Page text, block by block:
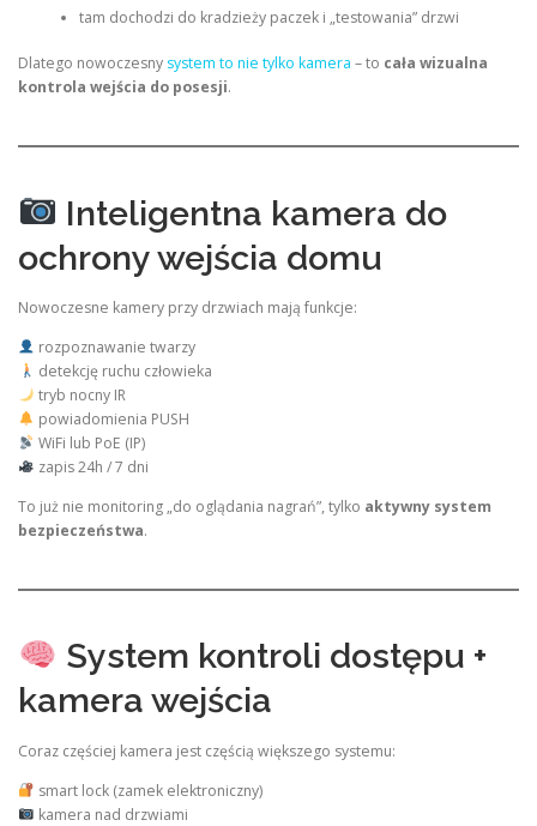
tam dochodzi do kradzieży paczek i „testowania” drzwi
Dlatego nowoczesny system to nie tylko kamera – to cała wizualna
kontrola wejścia do posesji.
Inteligentna kamera do
ochrony wejścia domu
Nowoczesne kamery przy drzwiach mają funkcje:
rozpoznawanie twarzy
detekcję ruchu człowieka
tryb nocny IR
powiadomienia PUSH
WiFi lub PoE (IP)
zapis 24h / 7 dni
To już nie monitoring „do oglądania nagrań”, tylko aktywny system
bezpieczeństwa.
System kontroli dostępu +
kamera wejścia
Coraz częściej kamera jest częścią większego systemu:
smart lock (zamek elektroniczny)
kamera nad drzwiami